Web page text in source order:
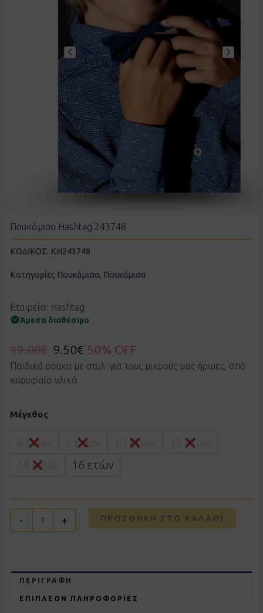
Πουκάμισο Hashtag 243748
ΚΩΔΙΚΟΣ: KH243748
Κατηγορίες Πουκάμισα, Πουκάμισα
Εταιρεία: Hashtag
Άμεσα διαθέσιμο
19.00€ 9.50€ 50% OFF
Παιδικά ρούχα με στυλ για τους μικρούς μας ήρωες, από
κορυφαία υλικά
Μέγεθος
6 ετών 8 ετών 10 ετών
12 ετών
14 ετών
16 ετών
-
Hashtag
ποσότητα
+ ΠΡΟΣΘΉΚΗ ΣΤΟ ΚΑΛΆΘΙ
ΠΕΡΙΓΡΑΦΉ
ΕΠΙΠΛΈΟΝ ΠΛΗΡΟΦΟΡΊΕΣ